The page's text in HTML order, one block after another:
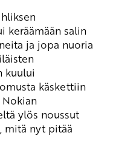
keräämään salin
ja jopa nuoria
kuului
käskettiin
Nokian
ylös noussut
mitä nyt pitää